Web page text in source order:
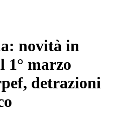
novità in
1° marzo
detrazioni